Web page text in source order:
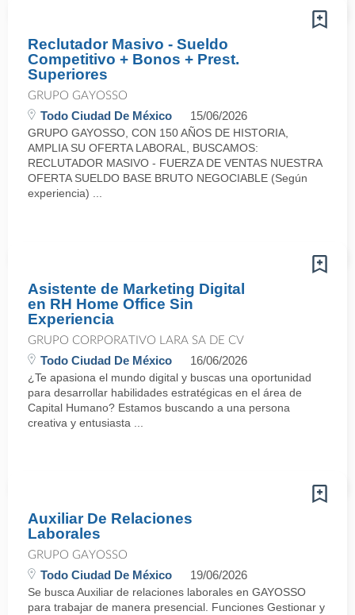
Reclutador Masivo - Sueldo
Competitivo + Bonos + Prest.
Superiores
GRUPO GAYOSSO
Todo Ciudad De México 15/06/2026
GRUPO GAYOSSO, CON 150 AÑOS DE HISTORIA,
AMPLIA SU OFERTA LABORAL, BUSCAMOS:
RECLUTADOR MASIVO - FUERZA DE VENTAS NUESTRA
OFERTA SUELDO BASE BRUTO NEGOCIABLE (Según
experiencia) ...
Asistente de Marketing Digital
en RH Home Office Sin
Experiencia
GRUPO CORPORATIVO LARA SA DE CV
Todo Ciudad De México 16/06/2026
¿Te apasiona el mundo digital y buscas una oportunidad
para desarrollar habilidades estratégicas en el área de
Capital Humano? Estamos buscando a una persona
creativa y entusiasta ...
Auxiliar De Relaciones
Laborales
GRUPO GAYOSSO
Todo Ciudad De México 19/06/2026
Se busca Auxiliar de relaciones laborales en GAYOSSO
para trabajar de manera presencial. Funciones Gestionar y